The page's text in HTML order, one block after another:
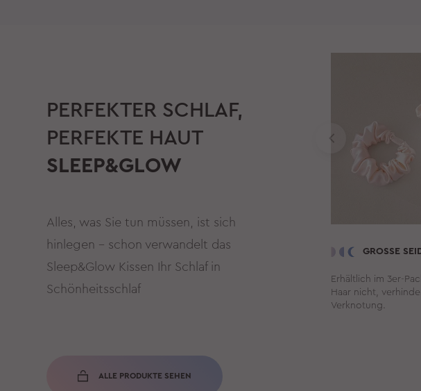
PERFEKTER SCHLAF,
PERFEKTE HAUT
SLEEP&GLOW
Alles, was Sie tun müssen, ist sich
hinlegen – schon verwandelt das
Sleep&Glow Kissen Ihr Schlaf in
Schönheitsschlaf
ALLE PRODUKTE SEHEN
GROSSE
Erhältlich im 3er-
Haar nicht,
Verknotung.